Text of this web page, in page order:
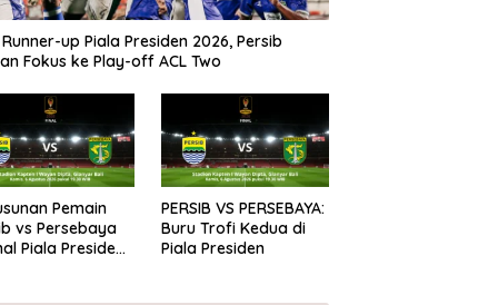
up Piala Presiden 2026, Persib
Fokus ke Play-off ACL Two
Pemain
vs Persebaya
Piala Presiden
PERSIB VS PERSEBAYA:
Buru Trofi Kedua di
Piala Presiden